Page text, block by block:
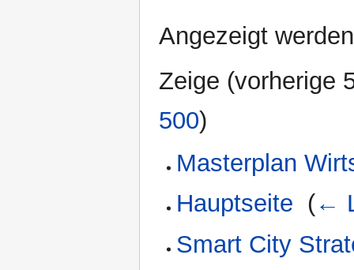
Angezeigt
Zeige (vorherige
500)
Masterplan
Hauptseite (←
Smart City